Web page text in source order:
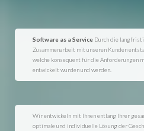
Software as a Service Durch die
Zusammenarbeit mit unseren Kunden
welche konsequent für die Anforderungen
entwickelt wurden und werden.
Wir entwickeln mit Ihnen entlang Ihrer
optimale und individuelle Lösung der